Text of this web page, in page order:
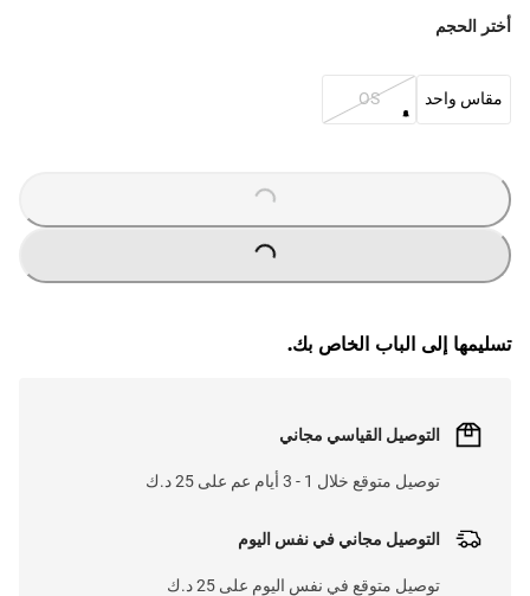
أختر الحجم
مقاس واحد OS
L
...
LO
A
D
IN
G
...
تسليمها إلى الباب الخاص بك.
التوصيل القياسي مجاني
توصيل متوقع خلال 1 - 3 أيام عم على 25 د.ك
التوصيل مجاني في نفس اليوم
توصيل متوقع في نفس اليوم على 25 د.ك